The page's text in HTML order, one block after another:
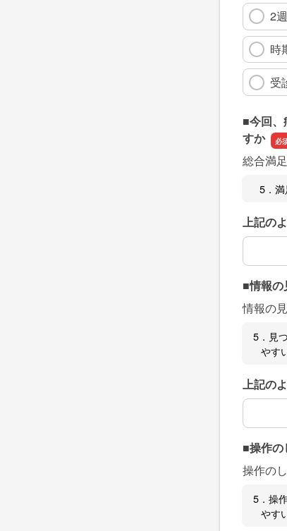
2
時
受
■今回、
すか
総合満
5．満
上記の
上記の
■情報の
情報の
5．見
やす
上記の
上記の
■操作の
操作の
5．操
やす